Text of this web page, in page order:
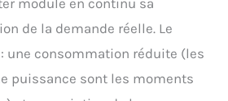
module en continu sa
de la demande réelle. Le
une consommation réduite (les
puissance sont les moments